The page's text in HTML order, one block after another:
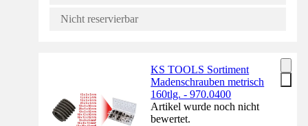
Nicht reservierbar
KS TOOLS Sortiment
Madenschrauben metrisch
160tlg. - 970.0400
Artikel wurde noch nicht
bewertet.